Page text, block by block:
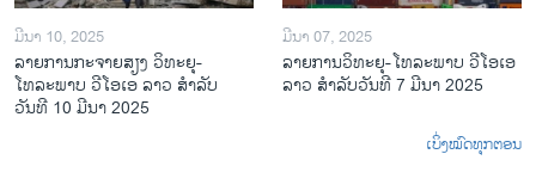
ມີນາ 10, 2025
ລາຍການກະຈາຍສຽງ ວິທະຍຸ-
ໂທລະພາບ ວີໂອເອ ລາວ ສຳລັບ
ວັນທີ 10 ມີນາ 2025
ມີນາ 07, 2025
ລາຍການ​ວິ​ທະ​ຍ​ຸ-ໂທ​ລະ​ພາບ ວີໂອເອ
ລາວ ສຳ​ລັບ​ວັນ​ທີ 7 ມີ​ນາ 2025
ເບິ່ງໝົດທຸກຕອນ